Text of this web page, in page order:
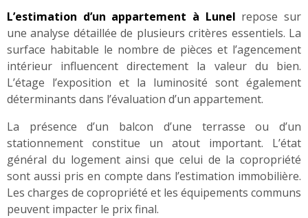
L’estimation d’un appartement à Lunel repose sur
une analyse détaillée de plusieurs critères essentiels. La
surface habitable le nombre de pièces et l’agencement
intérieur influencent directement la valeur du bien.
L’étage l’exposition et la luminosité sont également
déterminants dans l’évaluation d’un appartement.
La présence d’un balcon d’une terrasse ou d’un
stationnement constitue un atout important. L’état
général du logement ainsi que celui de la copropriété
sont aussi pris en compte dans l’estimation immobilière.
Les charges de copropriété et les équipements communs
peuvent impacter le prix final.